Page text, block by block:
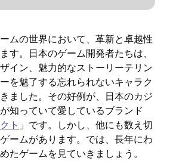
ムの世界において、革新と卓越性
す。日本のゲーム開発者たちは、
イン、魅力的なストーリーテリン
を魅了する忘れられないキャラク
ました。その好例が、日本のカジ
知っていて愛しているブランド
ト 」です。しかし、他にも数え切
ームがあります。では、長年にわ
たゲームを見ていきましょう。